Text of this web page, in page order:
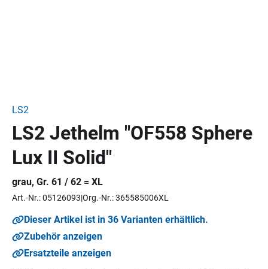
LS2
LS2 Jethelm "OF558 Sphere
Lux II Solid"
grau, Gr. 61 / 62 = XL
Art.-Nr.: 05126093 Org.-Nr.: 365585006XL
Dieser Artikel ist in 36 Varianten erhältlich.
Zubehör anzeigen
Ersatzteile anzeigen